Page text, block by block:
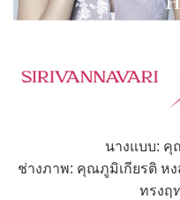
นางแบบ:
ช่างภาพ: คุณภูมิเกียรติ ห
ทรงฤ